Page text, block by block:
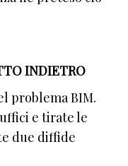
INDIETRO
problema BIM.
e tirate le
due diffide